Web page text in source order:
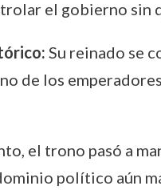
el gobierno sin
Su reinado se
de los
el trono pasó a
político aún